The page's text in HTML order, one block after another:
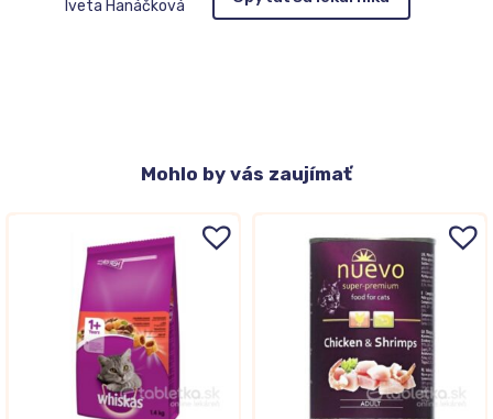
Iveta Hanáčková
Mohlo by vás zaujímať